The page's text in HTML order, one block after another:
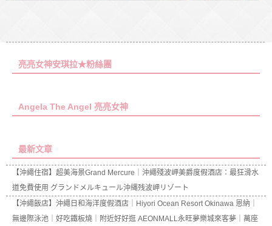
亮亮女神安琪拉★粉絲團
Angela The Angel 亮亮女神
最新文章
【沖繩住宿】超美海景Grand Mercure｜沖繩殘波岬美爵度假酒店：最狂滑水
道免費使用 グランドメルキュール沖縄残波岬リゾート
【沖繩飯店】沖繩日和海洋度假酒店｜Hiyori Ocean Resort Okinawa 恩納｜
無邊際泳池｜好吃鐵板燒｜附近好好逛 AEONMALL永旺夢樂城來客夢｜萬座